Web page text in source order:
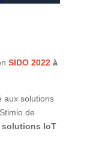
SIDO 2022à
aux solutions
de
solutions IoT